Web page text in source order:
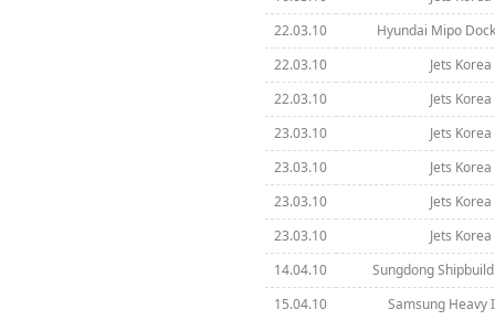
22.03.10
Hyundai Mipo
22.03.10
Jets
22.03.10
Jets
23.03.10
Jets
23.03.10
Jets
23.03.10
Jets
23.03.10
Jets
14.04.10
Sungdong
15.04.10
Samsung Heavy